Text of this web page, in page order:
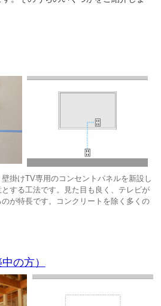
掛けTV専用のコンセントパネルを新設し
する工法です。見た目も良く、テレビが
が特長です。コンクリートを除く多くの
の方）